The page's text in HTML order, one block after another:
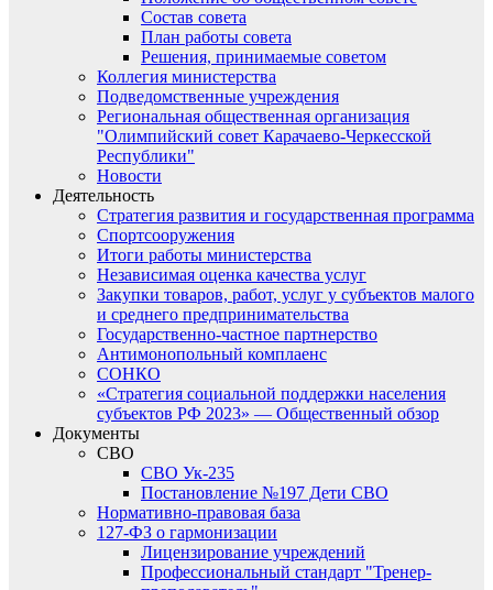
Состав совета
План работы совета
Решения, принимаемые советом
Коллегия министерства
Подведомственные учреждения
Региональная общественная организация
"Олимпийский совет Карачаево-Черкесской
Республики"
Новости
Деятельность
Стратегия развития и государственная программа
Спортсооружения
Итоги работы министерства
Независимая оценка качества услуг
Закупки товаров, работ, услуг у субъектов малого
и среднего предпринимательства
Государственно-частное партнерство
Антимонопольный комплаенс
СОНКО
«Стратегия социальной поддержки населения
субъектов РФ 2023» — Общественный обзор
Документы
СВО
СВО Ук-235
Постановление №197 Дети СВО
Нормативно-правовая база
127-ФЗ о гармонизации
Лицензирование учреждений
Профессиональный стандарт "Тренер-